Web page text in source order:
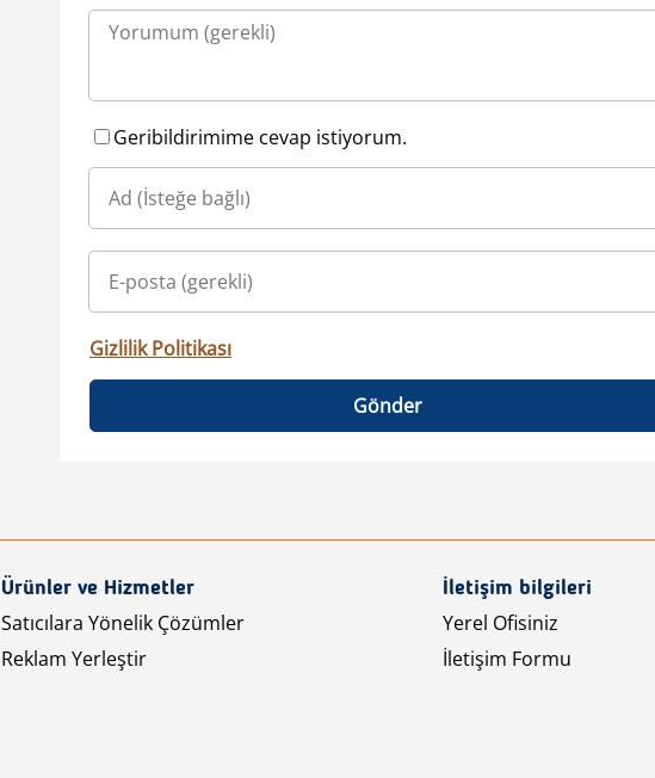
Geribildirimime cevap istiyorum.
Gizlilik Politikası
Gönder
Ürünler ve Hizmetler
Satıcılara Yönelik Çözümler
Reklam Yerleştir
İletişim bilgileri
Yerel Ofisiniz
İletişim Formu